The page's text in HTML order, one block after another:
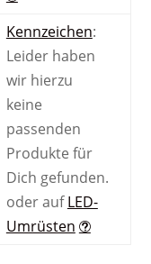
Kennzeichen:
Leider haben
wir hierzu
keine
passenden
Produkte für
Dich gefunden.
oder aufLED-
Umrüsten